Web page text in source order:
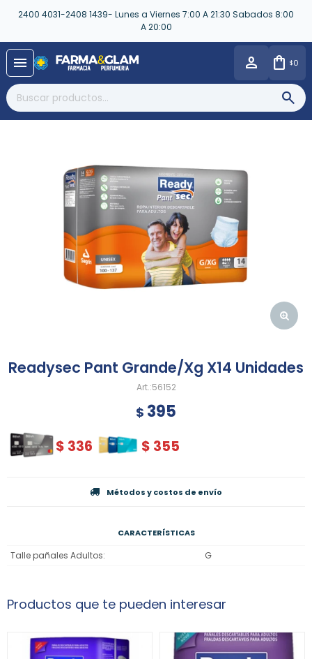
2400 4031-2408 1439- Lunes a Viernes 7:00 A 21:30 Sabados 8:00
A 20:00
menu $0
Readysec Pant Grande/Xg X14 Unidades
56152
$ 395
$ 336 $ 355
Métodos y costos de envío
CARACTERÍSTICAS
Talle pañales Adultos G
Productos que te pueden interesar